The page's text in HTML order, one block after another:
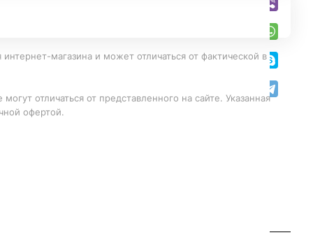
магазина и может отличаться от фактической в
отличаться от представленного на сайте. Указанная
офертой.